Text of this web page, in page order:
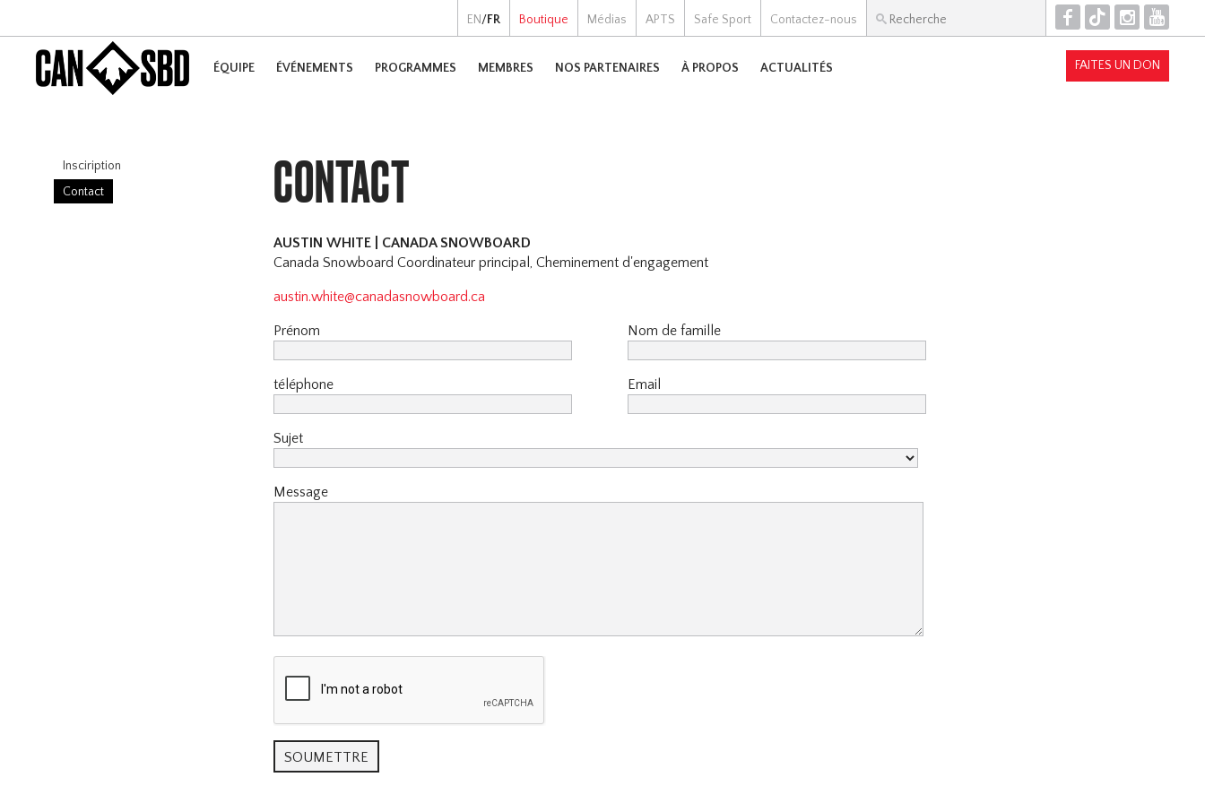
EN/FR Boutique Médias APTS Safe Sport Contactez-nous F T I Y
ÉQUIPE ÉVÉNEMENTS PROGRAMMES MEMBRES NOS PARTENAIRES À PROPOS ACTUALITÉS FAITES UN DON
Insciription
Contact
CONTACT
AUSTIN WHITE | CANADA SNOWBOARD
Canada Snowboard Coordinateur principal, Cheminement d'engagement
austin.white@canadasnowboard.ca
Prénom Nom de famille
téléphone Email
Sujet
Message